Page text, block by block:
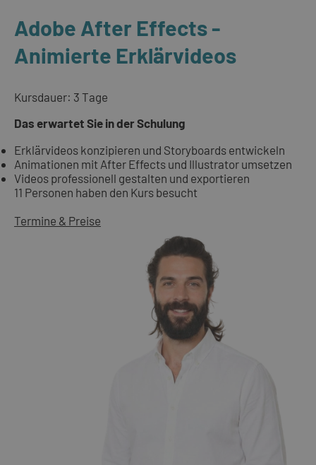
Adobe After Effects -
Animierte Erklärvideos
Kursdauer: 3 Tage
Das erwartet Sie in der Schulung
Erklärvideos konzipieren und Storyboards entwickeln
Animationen mit After Effects und Illustrator umsetzen
Videos professionell gestalten und exportieren
11 Personen haben den Kurs besucht
Termine & Preise